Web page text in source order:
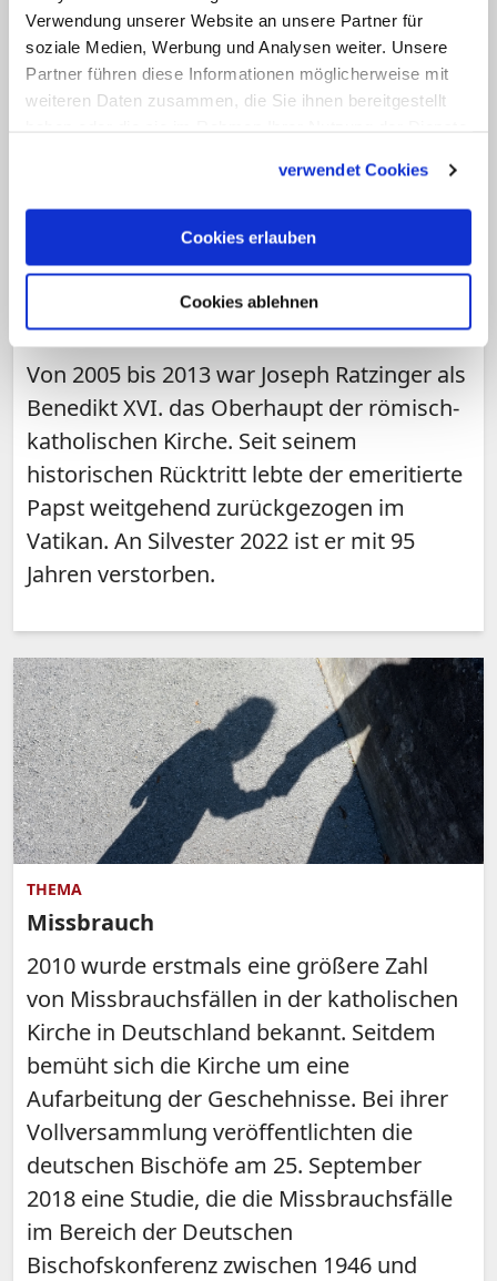
Verwendung unserer Website an unsere Partner für
soziale Medien, Werbung und Analysen weiter. Unsere
Partner führen diese Informationen möglicherweise mit
weiteren Daten zusammen, die Sie ihnen bereitgestellt
verwendet Cookies
Cookies erlauben
Cookies ablehnen
Benedikt XVI.
Von 2005 bis 2013 war Joseph Ratzinger als
Benedikt XVI. das Oberhaupt der römisch-
katholischen Kirche. Seit seinem
historischen Rücktritt lebte der emeritierte
Papst weitgehend zurückgezogen im
Vatikan. An Silvester 2022 ist er mit 95
Jahren verstorben.
THEMA
Missbrauch
2010 wurde erstmals eine größere Zahl
von Missbrauchsfällen in der katholischen
Kirche in Deutschland bekannt. Seitdem
bemüht sich die Kirche um eine
Aufarbeitung der Geschehnisse. Bei ihrer
Vollversammlung veröffentlichten die
deutschen Bischöfe am 25. September
2018 eine Studie, die die Missbrauchsfälle
im Bereich der Deutschen
Bischofskonferenz zwischen 1946 und